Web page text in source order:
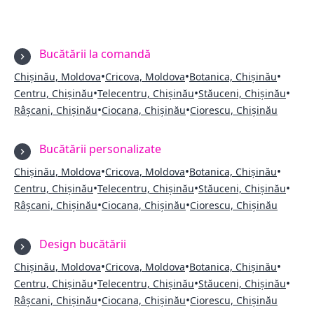
Bucătării la comandă
Chișinău, Moldova•Cricova, Moldova•Botanica, Chișinău•
Centru, Chișinău•Telecentru, Chișinău•Stăuceni, Chișinău•
Râșcani, Chișinău•Ciocana, Chișinău•Ciorescu, Chișinău
Bucătării personalizate
Chișinău, Moldova•Cricova, Moldova•Botanica, Chișinău•
Centru, Chișinău•Telecentru, Chișinău•Stăuceni, Chișinău•
Râșcani, Chișinău•Ciocana, Chișinău•Ciorescu, Chișinău
Design bucătării
Chișinău, Moldova•Cricova, Moldova•Botanica, Chișinău•
Centru, Chișinău•Telecentru, Chișinău•Stăuceni, Chișinău•
Râșcani, Chișinău•Ciocana, Chișinău•Ciorescu, Chișinău